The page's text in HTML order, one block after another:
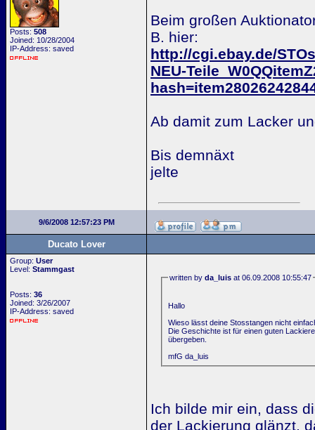
Posts: 508
Joined: 10/28/2004
IP-Address: saved
Beim großen
B. hier:
http://cgi.ebay.de/
NEU-
Ab damit zum Lacker
Bis demnäxt
jelte
9/6/2008 12:57:23 PM
Ducato Lover
Group: User
Level: Stammgast
Posts: 36
Joined: 3/26/2007
IP-Address: saved
written byda_luis at 06.09.2008 10:55:47
Hallo
Wieso lässt deine Stosstangen nicht
Die Geschichte ist für einen guten
übergeben.
mfG da_luis
Ich bilde mir ein, dass
der Lackierung glänzt,